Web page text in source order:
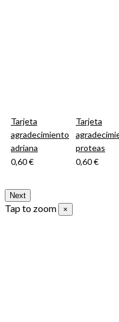
Tarjeta
agradecimiento
adriana
0,60 €
Tarjeta
proteas
0,60 €
Next
Tap to zoom ×